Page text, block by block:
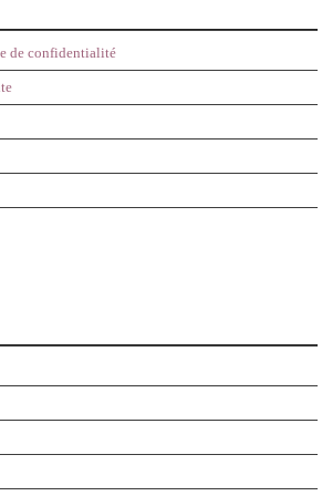
de confidentialité